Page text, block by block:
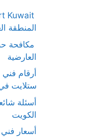
المنطقة
مكافحة
العارضية
أرقام
ستلايت
أسئلة
الكويت
أسعار